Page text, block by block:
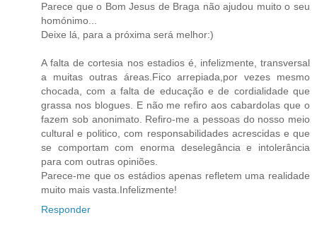
Parece que o Bom Jesus de Braga não ajudou muito o seu
homónimo...
Deixe lá, para a próxima será melhor:)
A falta de cortesia nos estadios é, infelizmente, transversal
a muitas outras áreas.Fico arrepiada,por vezes mesmo
chocada, com a falta de educação e de cordialidade que
grassa nos blogues. E não me refiro aos cabardolas que o
fazem sob anonimato. Refiro-me a pessoas do nosso meio
cultural e politico, com responsabilidades acrescidas e que
se comportam com enorma deselegância e intolerância
para com outras opiniões.
Parece-me que os estádios apenas refletem uma realidade
muito mais vasta.Infelizmente!
Responder